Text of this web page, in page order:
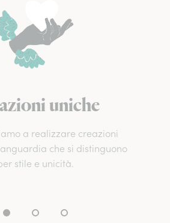
uniche
a realizzare creazioni
che si distinguono
stile e unicità.